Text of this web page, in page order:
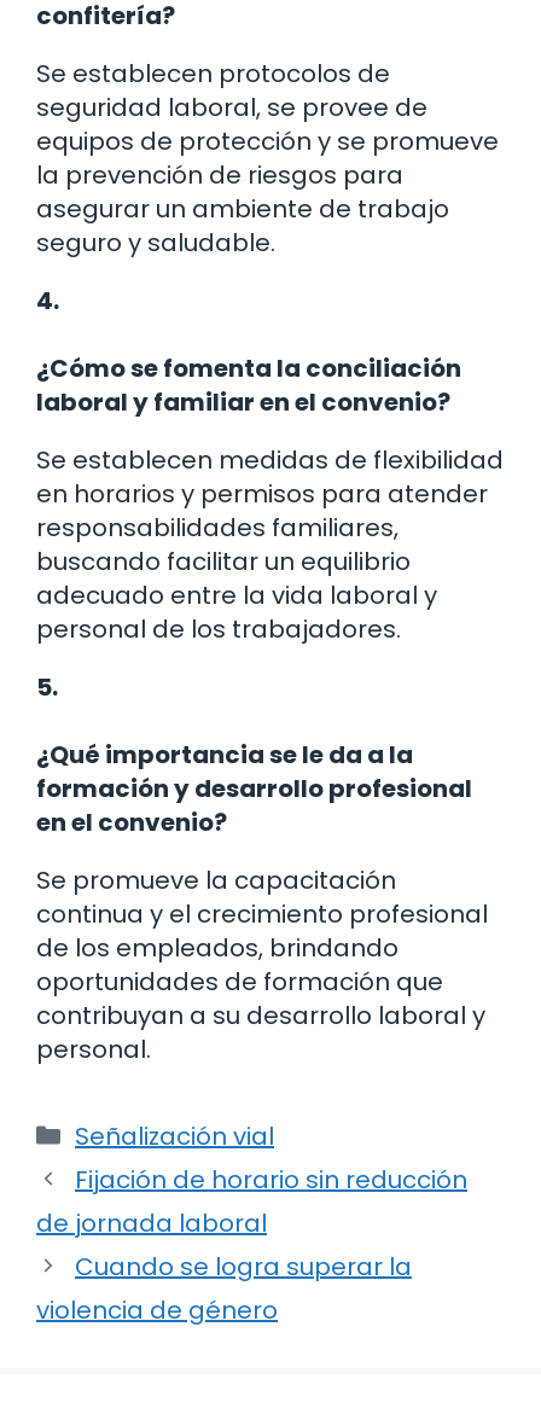
confitería?
Se establecen protocolos de
seguridad laboral, se provee de
equipos de protección y se promueve
la prevención de riesgos para
asegurar un ambiente de trabajo
seguro y saludable.
4.
¿Cómo se fomenta la conciliación
laboral y familiar en el convenio?
Se establecen medidas de flexibilidad
en horarios y permisos para atender
responsabilidades familiares,
buscando facilitar un equilibrio
adecuado entre la vida laboral y
personal de los trabajadores.
5.
¿Qué importancia se le da a la
formación y desarrollo profesional
en el convenio?
Se promueve la capacitación
continua y el crecimiento profesional
de los empleados, brindando
oportunidades de formación que
contribuyan a su desarrollo laboral y
personal.
Categorías
Señalización vial
Fijación de horario sin reducción
de jornada laboral
Cuando se logra superar la
violencia de género